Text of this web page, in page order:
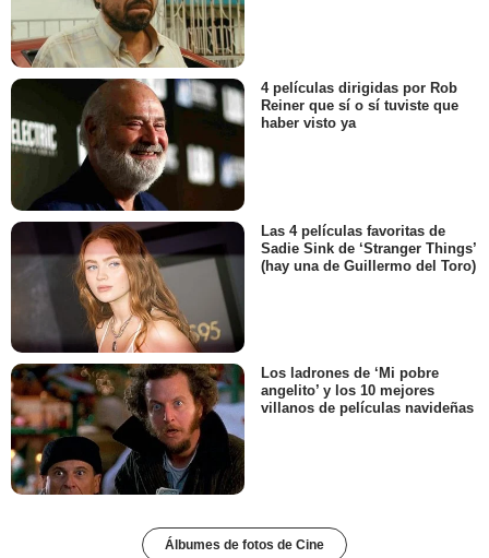
4 películas dirigidas por Rob
Reiner que sí o sí tuviste que
haber visto ya
Las 4 películas favoritas de
Sadie Sink de ‘Stranger Things’
(hay una de Guillermo del Toro)
Los ladrones de ‘Mi pobre
angelito’ y los 10 mejores
villanos de películas navideñas
Álbumes de fotos de Cine